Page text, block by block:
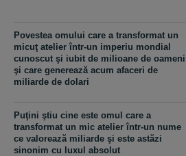
Povestea omului care a transformat un
micuţ atelier într-un imperiu mondial
cunoscut şi iubit de milioane de oameni
şi care generează acum afaceri de
miliarde de dolari
Puţini ştiu cine este omul care a
transformat un mic atelier într-un nume
ce valorează miliarde şi este astăzi
sinonim cu luxul absolut